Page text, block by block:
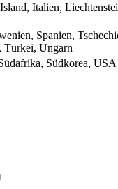
Italien,
Spanien,
Türkei, Ungarn
Südkorea, USA